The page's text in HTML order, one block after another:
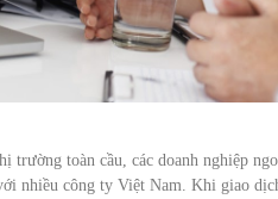
toàn cầu, các doanh nghiệp
nhiều công ty Việt Nam. Khi giao